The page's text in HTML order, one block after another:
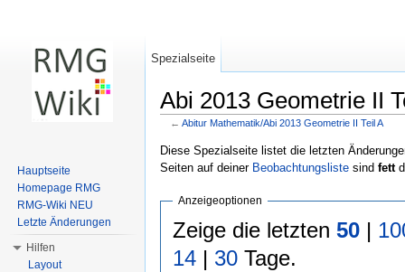
Abi 2013 Geometrie II
← Abitur Mathematik/Abi 2013 Geometrie II Teil A
Diese Spezialseite listet die letzten
Seiten auf deiner Beobachtungsliste sind fett
Anzeigeoptionen
Zeige die letzten 50|
14| 30Tage.
Spezialseite
Hauptseite
Homepage RMG
RMG-Wiki NEU
Letzte Änderungen
Hilfen
Layout